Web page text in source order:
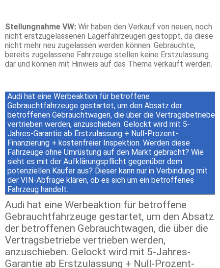
Stellungnahme VW: Wir haben den Verkauf von neuen, noch
nicht erstzugelassenen Lagerfahrzeugen gestoppt, da diese
nicht mehr neu zugelassen werden können. Gebrauchte,
bereits zugelassene Fahrzeuge stellen keine Erstzulassung
dar und können mit Hinweis auf das Thema verkauft werden.
Audi hat eine Werbeaktion für betroffene
Gebrauchtfahrzeuge gestartet, um den Absatz der
betroffenen Gebrauchtwagen, die über die Vertragsbetriebe
vertrieben werden, anzuschieben. Gelockt wird mit 5-
Jahres-Garantie ab Erstzulassung + Null-Prozent-
Finanzierung + kostenfreier Inspektion. Werden diese
Fahrzeuge ohne Umrüstung auf den Markt gebracht? Wie
sieht es mit der Aufklärungspflicht gegenüber dem
potenziellen Käufer aus? Dieser kann nur in Verbindung mit
der VIN-Abfrage klären, ob es sich um ein betroffenes
Fahrzeug handelt.
Audi hat eine Werbeaktion für betroffene
Gebrauchtfahrzeuge gestartet, um den Absatz
der betroffenen Gebrauchtwagen, die über die
Vertragsbetriebe vertrieben werden,
anzuschieben. Gelockt wird mit 5-Jahres-
Garantie ab Erstzulassung + Null-Prozent-